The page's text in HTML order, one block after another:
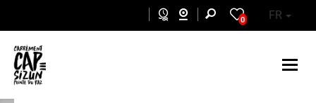
0 FR